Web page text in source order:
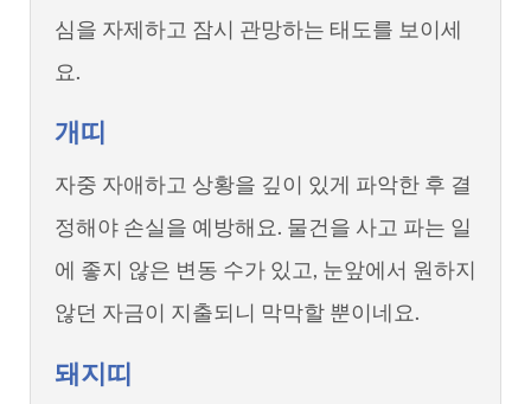
심을 자제하고 잠시 관망하는 태도를 보이세
요.
개띠
자중 자애하고 상황을 깊이 있게 파악한 후 결
정해야 손실을 예방해요. 물건을 사고 파는 일
에 좋지 않은 변동 수가 있고, 눈앞에서 원하지
않던 자금이 지출되니 막막할 뿐이네요.
돼지띠